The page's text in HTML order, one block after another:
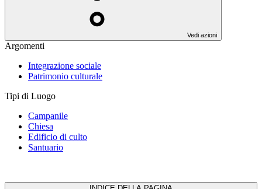
Vedi azioni
Argomenti
Integrazione sociale
Patrimonio culturale
Tipi di Luogo
Campanile
Chiesa
Edificio di culto
Santuario